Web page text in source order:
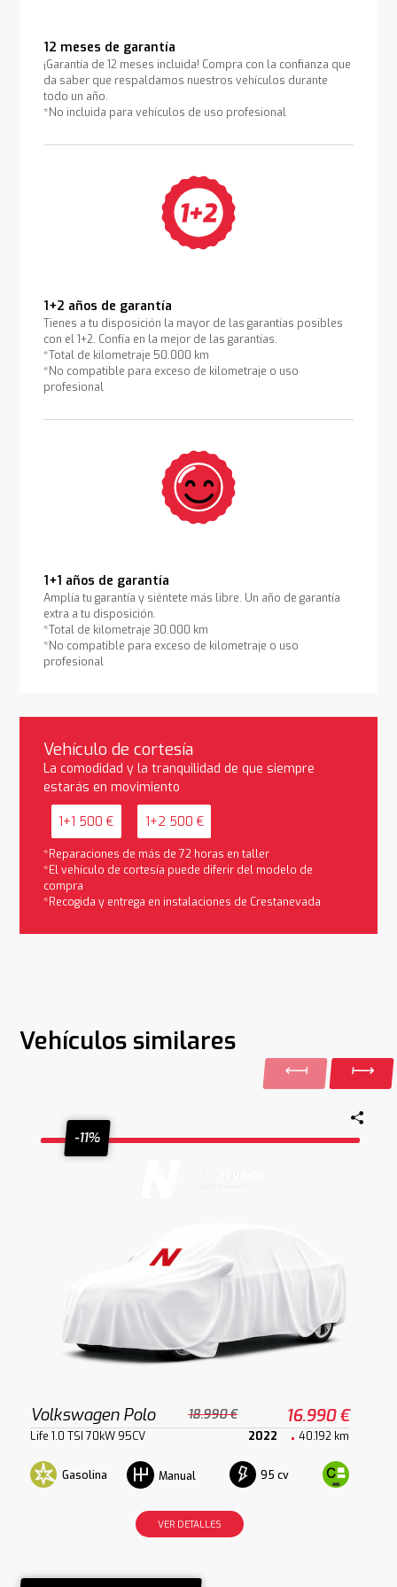
12 meses de garantía
¡Garantía de 12 meses incluida! Compra con la confianza que
da saber que respaldamos nuestros vehículos durante
todo un año.
*No incluida para vehículos de uso profesional
1+2 años de garantía
Tienes a tu disposición la mayor de las garantías posibles
con el 1+2. Confía en la mejor de las garantías.
*Total de kilometraje 50.000 km
*No compatible para exceso de kilometraje o uso
profesional
1+1 años de garantía
Amplía tu garantía y siéntete más libre. Un año de garantía
extra a tu disposición.
*Total de kilometraje 30.000 km
*No compatible para exceso de kilometraje o uso
profesional
Vehículo de cortesía
La comodidad y la tranquilidad de que siempre
estarás en movimiento
1+1 500 € 1+2 500 €
*Reparaciones de más de 72 horas en taller
*El vehículo de cortesía puede diferir del modelo de
compra
*Recogida y entrega en instalaciones de Crestanevada
Vehículos similares
-11%
Volkswagen Polo 18.990 € 16.990 €
Life 1.0 TSI 70kW 95CV 2022 40.192 km
Gasolina Manual 95 cv
VER DETALLES